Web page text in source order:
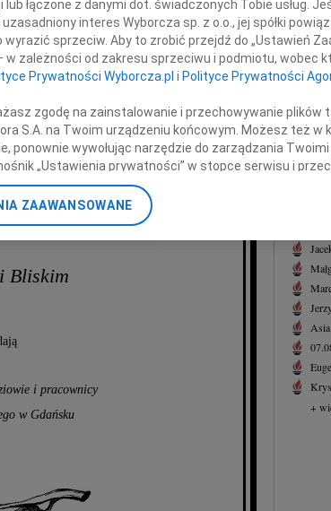
śmierci
w stanie spoczynku
Bliskim
i pracownicy
w Gdańsku
Z
Z
+
+
łączone z danymi dot. świadczonych Tobie usług.
interes Wyborcza sp. z o.o., jej spółki
sprzeciw. Aby to zrobić przejdź do „Ustawień
zależności od zakresu sprzeciwu i podmiotu, wobec
Prywatności Wyborcza.pl i Polityce Prywatności
zgodę na zainstalowanie i przechowywanie plików
S.A. na Twoim urządzeniu końcowym. Możesz też w
ponownie wywołując narzędzie do zarządzania
„Ustawienia prywatności” w stopce serwisu i
ustawień plików cookie możliwa jest także za
możemy przetwarzać dane osobowe w
Aktywne skanowanie charakterystyki urządzenia
lub dostęp do nich. Spersonalizowane reklamy i
usług.Lista Zaufanych Partnerów
ZAAWANSOWANE